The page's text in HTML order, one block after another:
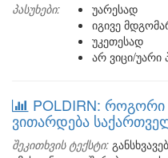
პასუხები:
უარესად
იგივე
უკეთესად
არ ვიცი/უარი
POLDIRN:
ვითარდება
შეკითხვის ტექსტი: